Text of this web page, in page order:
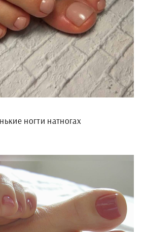
ногти натногах